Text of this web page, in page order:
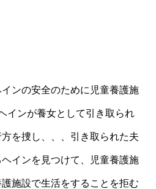
ンの安全のために児童養護施
インが養女として引き取られ
を捜し、、、引き取られた夫
インを見つけて、児童養護施
施設で生活をすることを拒む